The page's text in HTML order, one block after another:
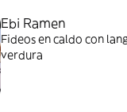
Ebi Ramen
Fideos en caldo con
verdura